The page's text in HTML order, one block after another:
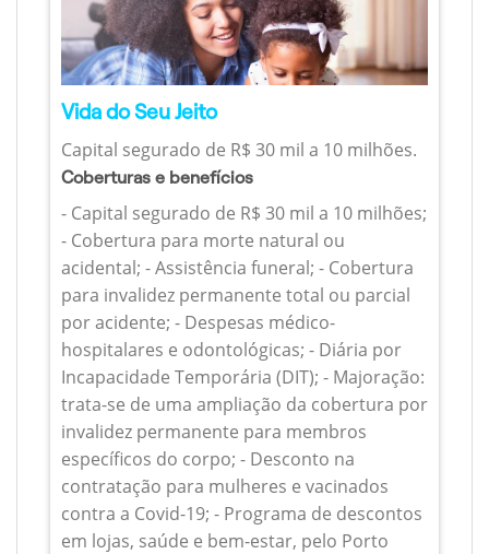
Vida do Seu Jeito
Capital segurado de R$ 30 mil a 10 milhões.
Coberturas e benefícios
- Capital segurado de R$ 30 mil a 10 milhões;
- Cobertura para morte natural ou
acidental; - Assistência funeral; - Cobertura
para invalidez permanente total ou parcial
por acidente; - Despesas médico-
hospitalares e odontológicas; - Diária por
Incapacidade Temporária (DIT); - Majoração:
trata-se de uma ampliação da cobertura por
invalidez permanente para membros
específicos do corpo; - Desconto na
contratação para mulheres e vacinados
contra a Covid-19; - Programa de descontos
em lojas, saúde e bem-estar, pelo Porto